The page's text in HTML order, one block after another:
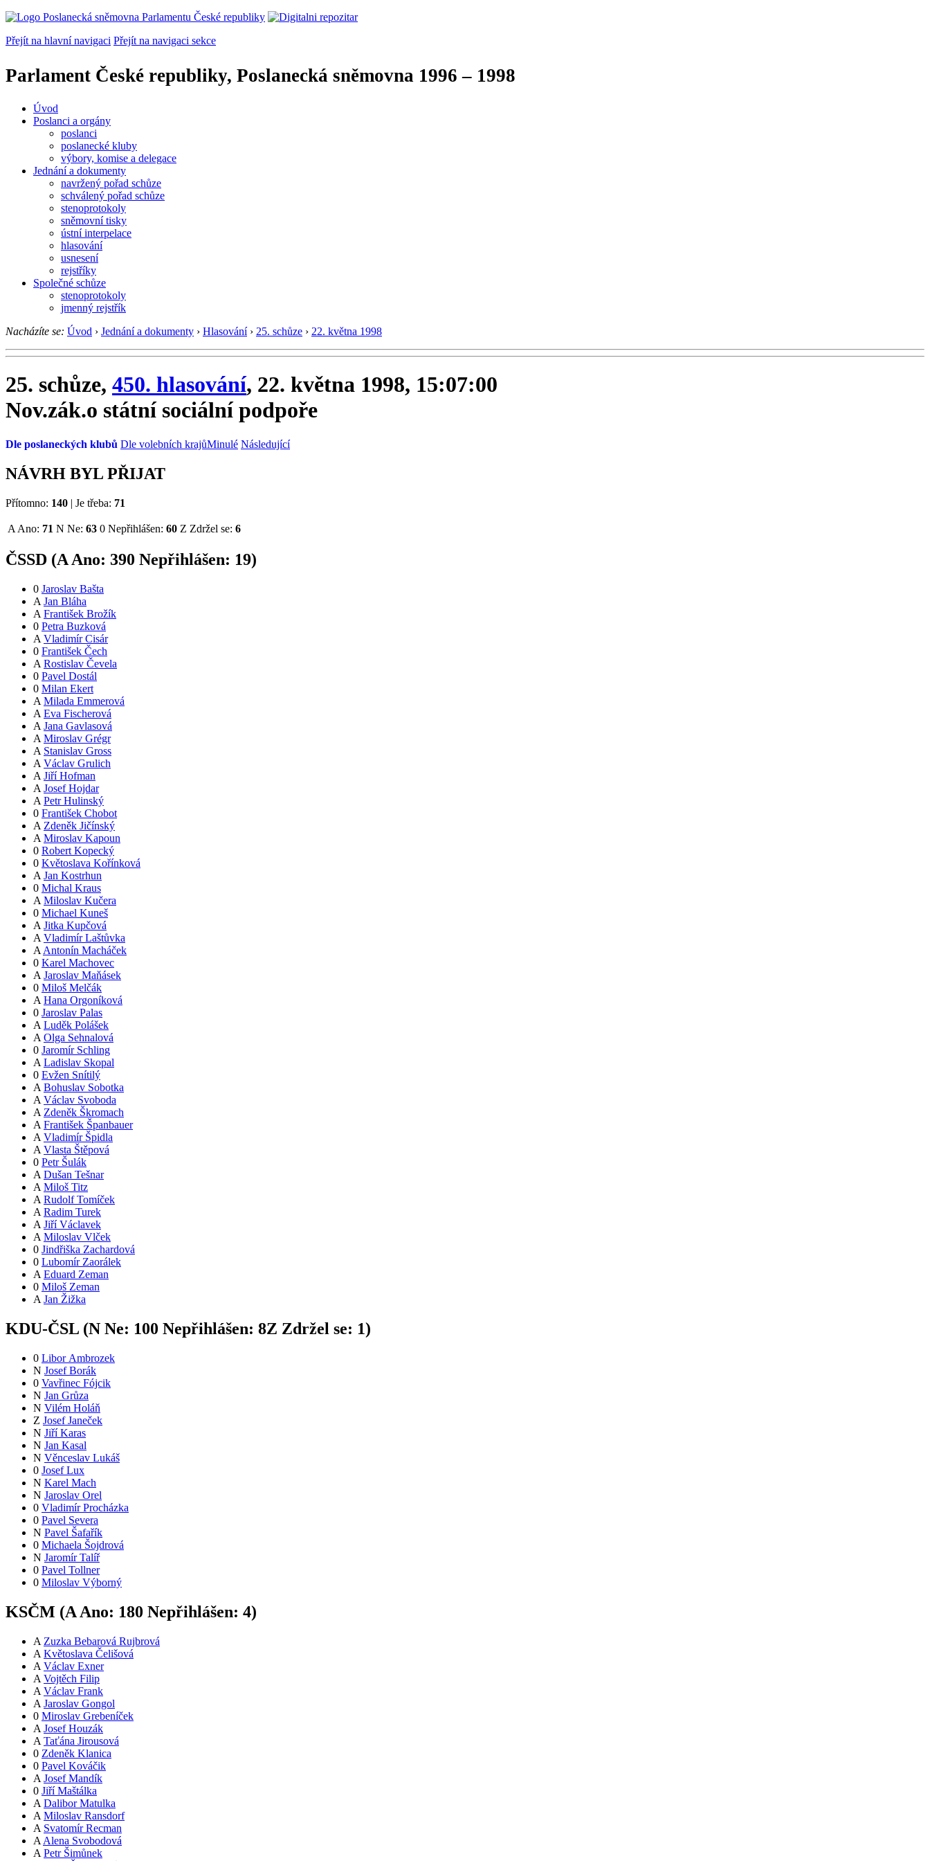
Přejít na hlavní navigaci Přejít na navigaci sekce
Parlament České republiky, Poslanecká sněmovna 1996 – 1998
Úvod
Poslanci a orgány
poslanci
poslanecké kluby
výbory, komise a delegace
Jednání a dokumenty
navržený pořad schůze
schválený pořad schůze
stenoprotokoly
sněmovní tisky
ústní interpelace
hlasování
usnesení
rejstříky
Společné schůze
stenoprotokoly
jmenný rejstřík
Nacházíte se: Úvod › Jednání a dokumenty › Hlasování › 25. schůze › 22. května 1998
25. schůze, 450. hlasování, 22. května 1998, 15:07:00
Nov.zák.o státní sociální podpoře
Dle poslaneckých klubů Dle volebních krajůMinulé Následující
NÁVRH BYL PŘIJAT
Přítomno: 140 | Je třeba: 71
A Ano: 71 N Ne: 63 0 Nepřihlášen: 60 Z Zdržel se: 6
ČSSD (AAno: 390 Nepřihlášen: 19)
0 Jaroslav Bašta
A Jan Bláha
A František Brožík
0 Petra Buzková
A Vladimír Cisár
0 František Čech
A Rostislav Čevela
0 Pavel Dostál
0 Milan Ekert
A Milada Emmerová
A Eva Fischerová
A Jana Gavlasová
A Miroslav Grégr
A Stanislav Gross
A Václav Grulich
A Jiří Hofman
A Josef Hojdar
A Petr Hulinský
0 František Chobot
A Zdeněk Jičínský
A Miroslav Kapoun
0 Robert Kopecký
0 Květoslava Kořínková
A Jan Kostrhun
0 Michal Kraus
A Miloslav Kučera
0 Michael Kuneš
A Jitka Kupčová
A Vladimír Laštůvka
A Antonín Macháček
0 Karel Machovec
A Jaroslav Maňásek
0 Miloš Melčák
A Hana Orgoníková
0 Jaroslav Palas
A Luděk Polášek
A Olga Sehnalová
0 Jaromír Schling
A Ladislav Skopal
0 Evžen Snítilý
A Bohuslav Sobotka
A Václav Svoboda
A Zdeněk Škromach
A František Španbauer
A Vladimír Špidla
A Vlasta Štěpová
0 Petr Šulák
A Dušan Tešnar
A Miloš Titz
A Rudolf Tomíček
A Radim Turek
A Jiří Václavek
A Miloslav Vlček
0 Jindřiška Zachardová
0 Lubomír Zaorálek
A Eduard Zeman
0 Miloš Zeman
A Jan Žižka
KDU-ČSL (N Ne: 100 Nepřihlášen: 8Z Zdržel se: 1)
0 Libor Ambrozek
N Josef Borák
0 Vavřinec Fójcik
N Jan Grůza
N Vilém Holáň
Z Josef Janeček
N Jiří Karas
N Jan Kasal
N Věnceslav Lukáš
0 Josef Lux
N Karel Mach
N Jaroslav Orel
0 Vladimír Procházka
0 Pavel Severa
N Pavel Šafařík
0 Michaela Šojdrová
N Jaromír Talíř
0 Pavel Tollner
0 Miloslav Výborný
KSČM (A Ano: 180 Nepřihlášen: 4)
A Zuzka Bebarová Rujbrová
A Květoslava Čelišová
A Václav Exner
A Vojtěch Filip
A Václav Frank
A Jaroslav Gongol
0 Miroslav Grebeníček
A Josef Houzák
A Taťána Jirousová
0 Zdeněk Klanica
0 Pavel Kováčik
A Josef Mandík
0 Jiří Maštálka
A Dalibor Matulka
A Miloslav Ransdorf
A Svatomír Recman
A Alena Svobodová
A Petr Šimůnek